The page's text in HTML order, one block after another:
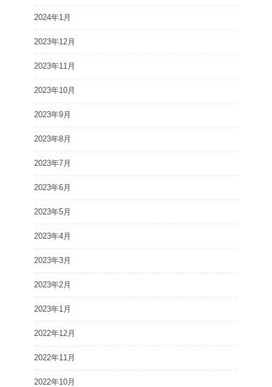
2024年1月
2023年12月
2023年11月
2023年10月
2023年9月
2023年8月
2023年7月
2023年6月
2023年5月
2023年4月
2023年3月
2023年2月
2023年1月
2022年12月
2022年11月
2022年10月